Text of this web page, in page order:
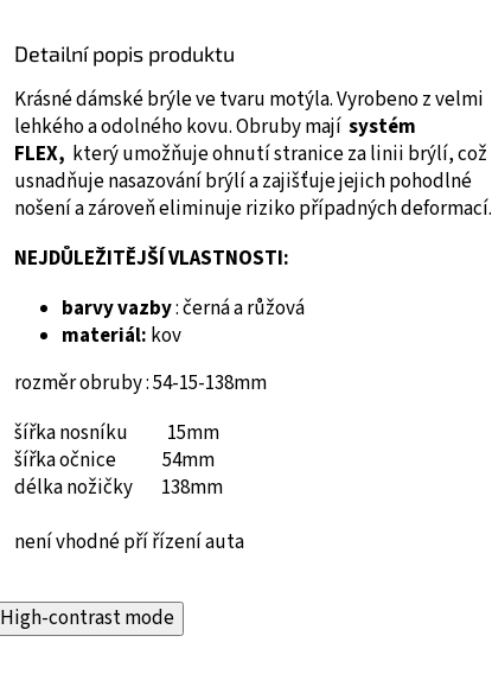
Detailní popis produktu
Krásné dámské brýle ve tvaru motýla.Vyrobeno z velmi
lehkého a odolného kovu.Obruby mají systém
FLEX, který umožňuje ohnutí stranice za linii brýlí, což
usnadňuje nasazování brýlí a zajišťuje jejich pohodlné
nošení a zároveň eliminuje riziko případných deformací.
NEJDŮLEŽITĚJŠÍ VLASTNOSTI:
barvy vazby: černá a růžová
materiál: kov
rozměr obruby : 54-15-138mm
šířka nosníku 15mm
šířka očnice 54mm
délka nožičky 138mm
není vhodné pří řízení auta
High-contrast mode